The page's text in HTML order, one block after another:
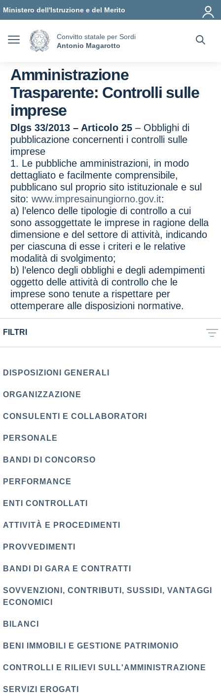
Ministero dell'Istruzione e del Merito
Convitto statale per Sordi
Antonio Magarotto
Amministrazione
Trasparente: Controlli sulle
imprese
Dlgs 33/2013 – Articolo 25 – Obblighi di
pubblicazione concernenti i controlli sulle
imprese
1. Le pubbliche amministrazioni, in modo
dettagliato e facilmente comprensibile,
pubblicano sul proprio sito istituzionale e sul
sito: www.impresainungiorno.gov.it:
a) l’elenco delle tipologie di controllo a cui
sono assoggettate le imprese in ragione della
dimensione e del settore di attività, indicando
per ciascuna di esse i criteri e le relative
modalità di svolgimento;
b) l’elenco degli obblighi e degli adempimenti
oggetto delle attività di controllo che le
imprese sono tenute a rispettare per
ottemperare alle disposizioni normative.
FILTRI
DISPOSIZIONI GENERALI
ORGANIZZAZIONE
CONSULENTI E COLLABORATORI
PERSONALE
BANDI DI CONCORSO
PERFORMANCE
ENTI CONTROLLATI
ATTIVITÀ E PROCEDIMENTI
PROVVEDIMENTI
BANDI DI GARA E CONTRATTI
SOVVENZIONI, CONTRIBUTI, SUSSIDI, VANTAGGI
ECONOMICI
BILANCI
BENI IMMOBILI E GESTIONE PATRIMONIO
CONTROLLI E RILIEVI SULL'AMMINISTRAZIONE
SERVIZI EROGATI